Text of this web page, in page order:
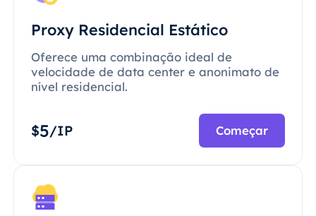
Proxy Residencial Estático
Oferece uma combinação ideal de
velocidade de data center e anonimato de
nível residencial.
$5/IP Começar